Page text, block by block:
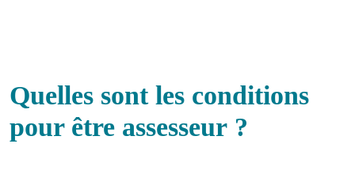
Quelles sont les conditions
pour être assesseur ?